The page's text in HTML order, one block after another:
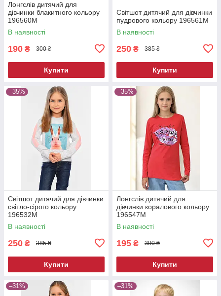
Лонгслів дитячий для
дівчинки блакитного кольору
196560M
В наявності
190 ₴ 300 ₴
Купити
Світшот дитячий для дівчинки
пудрового кольору 196561M
В наявності
250 ₴ 385 ₴
Купити
–35%
Світшот дитячий для дівчинки
світло-сірого кольору
196532M
В наявності
250 ₴ 385 ₴
Купити
–35%
Лонгслів дитячий для
дівчинки коралового кольору
196547M
В наявності
195 ₴ 300 ₴
Купити
–31% –31%